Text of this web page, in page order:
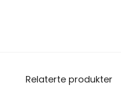
Relaterte produkter